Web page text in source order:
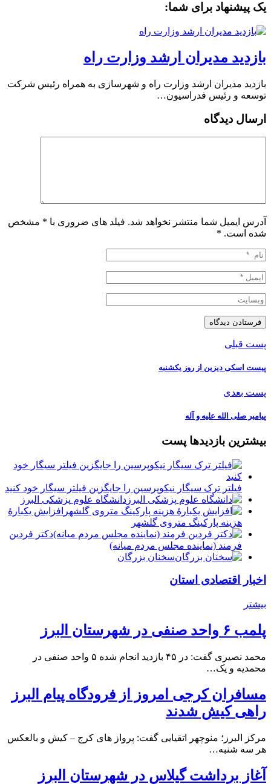
یک پیشنهاد برای شما:
بازدید مدیران ارشد وزارت راه
بازدید مدیران ارشد وزارت راه و شهرسازی به همراه رئیس شرکت
توسعه و رئیس فدراسیون…
ارسال دیدگاه
آدرس ایمیل شما منتشر نخواهد شد. فیلد های ضروری با * مشخص
شده است. *
پست قبلی
پیست اسکی دیزین از روز یکشنبه
پست بعدی
پیامبر صلی الله علیه و آله
بیشترین بازدیدها پست
فیلتر ترک سیگار نیکوپرسین را جایگزین فیلتر سیگار خود کنید
دانشگاه علوم پزشکی البرز
افزایش یکبارۀ
هزینه پارکینگ متروی گلشهر
دكتر فردين
فرمند (نماينده مجلس مردم میانه)
سخنان بزرگان
اخبار اقتصادی استان
بیشتر
پلمب ۶ واحد صنفی در شهرستان البرز
محمد نصیری گفت: در ۴۵ بازدید انجام شده ۵ واحد صنفی در
محمدیه و یک…
مسافران کرجی امروز از فرودگاه پیام البرز
راهی کیش شدند
مرکز البرز؛ منوچهر اتقیایی گفت: پرواز های کرج – کیش و بالعکس
هر سه شنبه…
آغاز برداشت گیلاس در شهرستان البرز